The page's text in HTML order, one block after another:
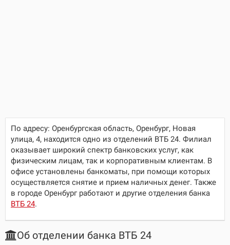
По адресу: Оренбургская область, Оренбург, Новая
улица, 4, находится одно из отделений ВТБ 24. Филиал
оказывает широкий спектр банковских услуг, как
физическим лицам, так и корпоративным клиентам. В
офисе установлены банкоматы, при помощи которых
осуществляется снятие и прием наличных денег. Также
в городе Оренбург работают и другие отделения банка
ВТБ 24.
Об отделении банка ВТБ 24